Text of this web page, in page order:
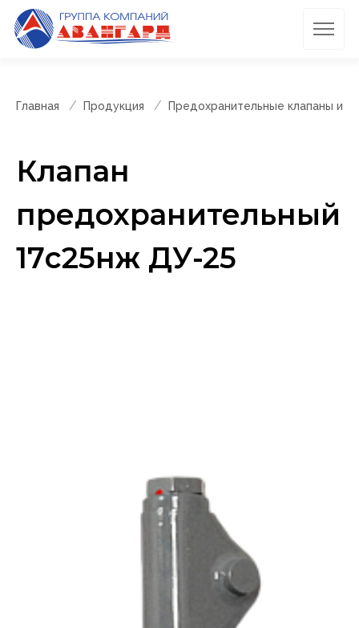
Главная Продукция Предохранительные клапаны и
Клапан
предохранительный
17с25нж ДУ-25